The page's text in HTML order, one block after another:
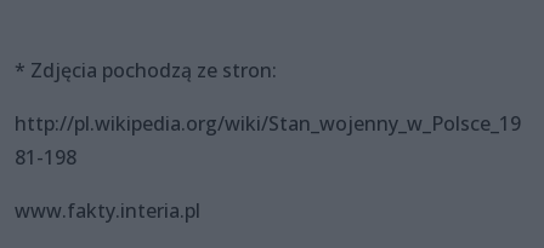
* Zdjęcia pochodzą ze stron:
http://pl.wikipedia.org/wiki/Stan_wojenny_w_Polsce_19
81-198
www.fakty.interia.pl